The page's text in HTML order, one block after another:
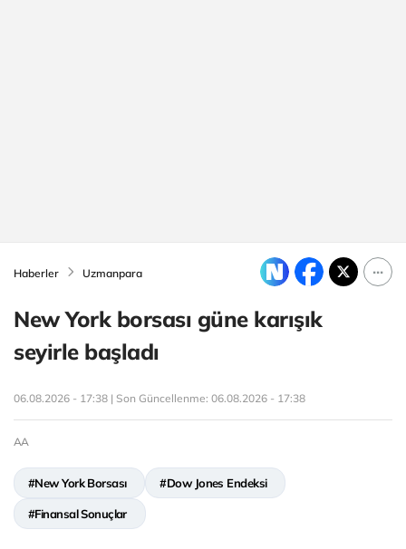
Haberler Uzmanpara
New York borsası güne karışık
seyirle başladı
06.08.2026 - 17:38 | Son Güncellenme: 06.08.2026 - 17:38
AA
#New York Borsası #Dow Jones Endeksi
#Finansal Sonuçlar